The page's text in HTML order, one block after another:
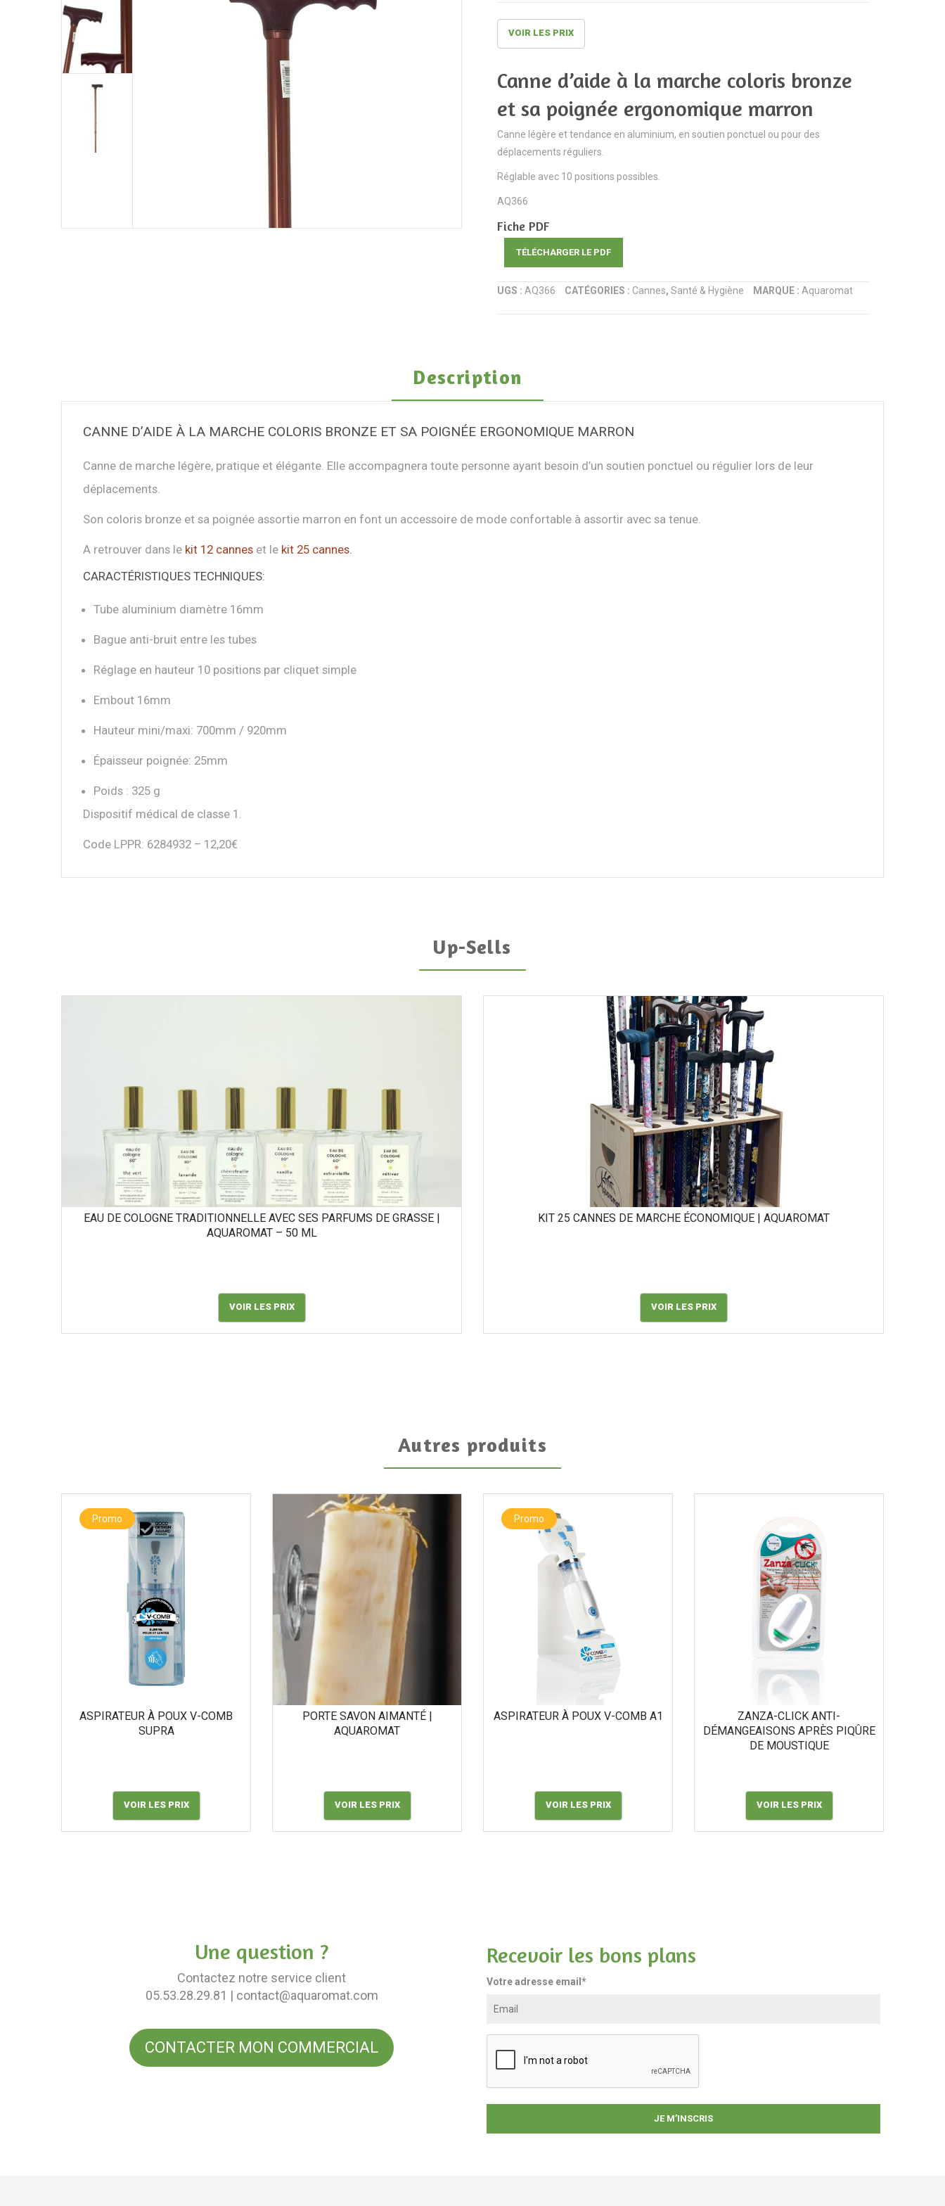
fleursréglable
noire
VOIR LES PRIX
Canne d’aide à la marche coloris bronze
et sa poignée ergonomique marron
Canne légère et tendance en aluminium, en soutien ponctuel ou pour des
déplacements réguliers.
Réglable avec 10 positions possibles.
AQ366
Fiche PDF
TÉLÉCHARGER LE PDF
UGS : AQ366 CATÉGORIES : Cannes, Santé & Hygiène MARQUE : Aquaromat
Description
CANNE D’AIDE À LA MARCHE COLORIS BRONZE ET SA POIGNÉE ERGONOMIQUE MARRON
Canne de marche légère, pratique et élégante. Elle accompagnera toute personne ayant besoin d’un soutien ponctuel ou régulier lors de leur
déplacements.
Son coloris bronze et sa poignée assortie marron en font un accessoire de mode confortable à assortir avec sa tenue.
A retrouver dans le kit 12 cannes et le kit 25 cannes.
CARACTÉRISTIQUES TECHNIQUES:
Tube aluminium diamètre 16mm
Bague anti-bruit entre les tubes
Réglage en hauteur 10 positions par cliquet simple
Embout 16mm
Hauteur mini/maxi: 700mm / 920mm
Épaisseur poignée: 25mm
Poids : 325 g
Dispositif médical de classe 1.
Code LPPR: 6284932 – 12,20€
Up-Sells
EAU DE COLOGNE TRADITIONNELLE AVEC SES PARFUMS DE GRASSE |
AQUAROMAT – 50 ML
VOIR LES PRIX
KIT 25 CANNES DE MARCHE ÉCONOMIQUE | AQUAROMAT
VOIR LES PRIX
Autres produits
Promo
ASPIRATEUR À POUX V-COMB
SUPRA
VOIR LES PRIX
PORTE SAVON AIMANTÉ |
AQUAROMAT
VOIR LES PRIX
Promo
ASPIRATEUR À POUX V-COMB A1
VOIR LES PRIX
ZANZA-CLICK ANTI-
DÉMANGEAISONS APRÈS PIQÛRE
DE MOUSTIQUE
VOIR LES PRIX
Une question ?
Contactez notre service client
05.53.28.29.81 | contact@aquaromat.com
CONTACTER MON COMMERCIAL
Recevoir les bons plans
Votre adresse email*